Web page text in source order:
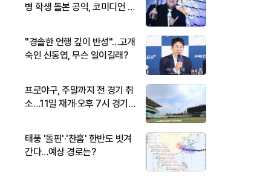
병 학생 돌본 공익, 코미디언 김
"경솔한 언행 깊이 반성"…고개
숙인 신동엽, 무슨 일이길래?
프로야구, 주말까지 전 경기 취
소…11일 재개·오후 7시 경기
태풍 '돌핀'·'찬홈' 한반도 빗겨
간다…예상 경로는?